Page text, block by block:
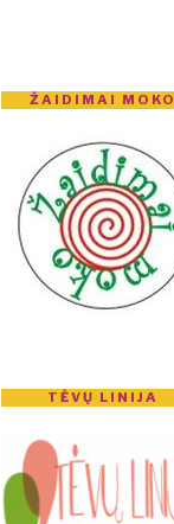
ŽAIDIMAI MOKO
TĖVŲ LINIJA